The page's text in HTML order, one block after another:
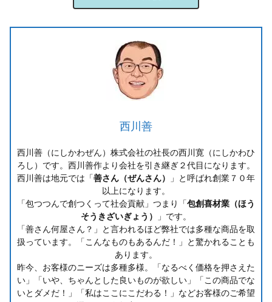
西川善
西川善（にしかわぜん）株式会社の社長の西川寛（にしかわひ
ろし）です。西川善作より会社を引き継ぎ２代目になります。
西川善は地元では「善さん（ぜんさん）
」と呼ばれ創業７０年
以上になります。
「包つつんで創つくって社会貢献」つまり「包創喜材業（ほう
そうきざいぎょう）
」です。
「善さん何屋さん？」と言われるほど弊社では多種な商品を取
扱っています。「こんなものもあるんだ！」と驚かれることも
あります。
昨今、お客様のニーズは多種多様。「なるべく価格を押さえた
い」「いや、ちゃんとした良いものが欲しい」「この商品でな
いとダメだ！」「私はここにこだわる！」などお客様のご希望